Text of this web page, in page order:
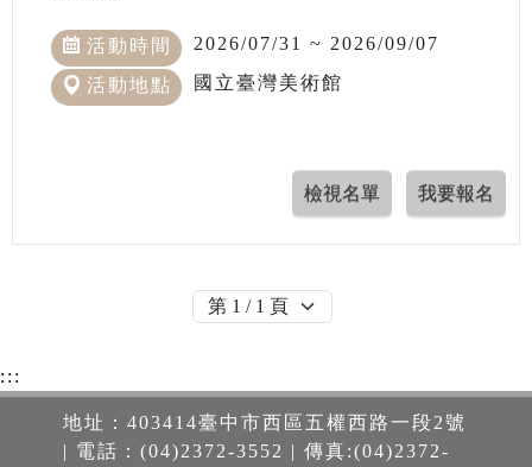
活動時間 2026/07/31 ~ 2026/09/07
活動地點 國立臺灣美術館
:::
地址：403414臺中市西區五權西路一段2號
| 電話：(04)2372-3552 | 傳真:(04)2372-